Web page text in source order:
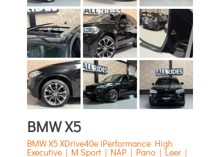
BMW X5
BMW X5 XDrive40e iPerformance High
Executive | M Sport | NAP | Pano | Leer |